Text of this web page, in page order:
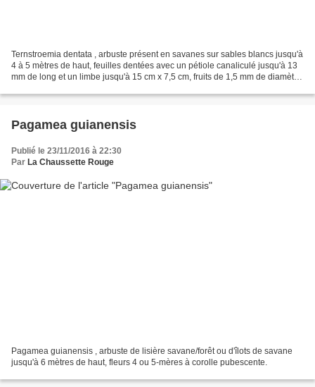
Ternstroemia dentata , arbuste présent en savanes sur sables blancs jusqu'à
4 à 5 mètres de haut, feuilles dentées avec un pétiole canaliculé jusqu'à 13
mm de long et un limbe jusqu'à 15 cm x 7,5 cm, fruits de 1,5 mm de diamètre
Pagamea guianensis
Publié le 23/11/2016 à 22:30
Par La Chaussette Rouge
Pagamea guianensis , arbuste de lisière savane/forêt ou d'îlots de savane
jusqu'à 6 mètres de haut, fleurs 4 ou 5-mères à corolle pubescente.